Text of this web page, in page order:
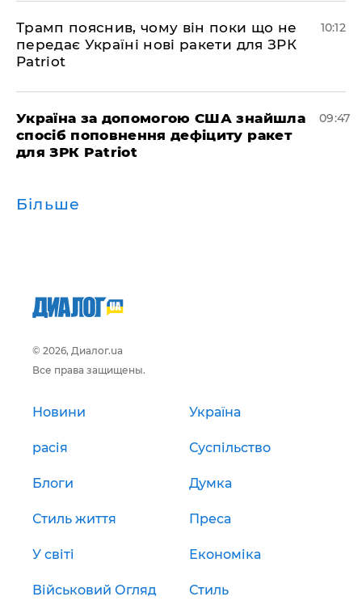
Трамп пояснив, чому він поки що не
передає Україні нові ракети для ЗРК
Patriot
10:12
Україна за допомогою США знайшла
спосіб поповнення дефіциту ракет
для ЗРК Patriot
09:47
Більше
© 2026, Диалог.ua
Все права защищены.
Новини Україна
расія Суспільство
Блоги Думка
Стиль життя Преса
У світі Економіка
Військовий Огляд Стиль